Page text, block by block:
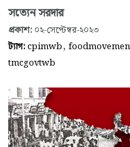
সত্যেন সরদার
প্রকাশ: ০২-সেপ্টেম্বর-২০২৩
ট্যাগ:cpimwb,
tmcgovtwb